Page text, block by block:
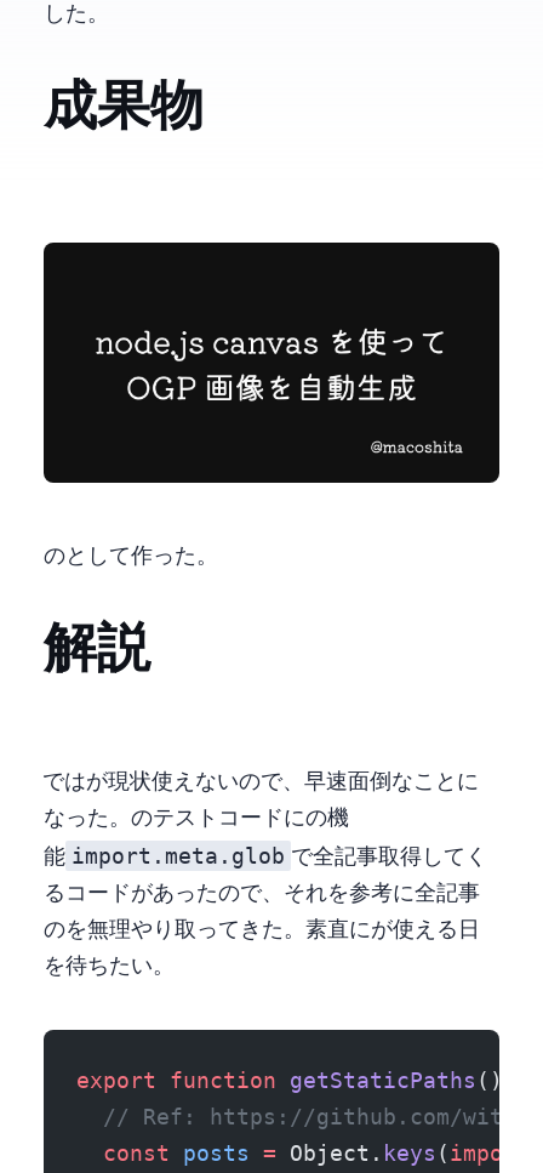
した。
成果物
Astro のとして作った。
解説
Non-HTML Page では Astro.glob が現状使えないので、早速面倒なことに
なった。 Astro のテストコードに vite の機
能 import.meta.glob で全記事取得してく
るコードがあったので、それを参考に全記事
の slug を無理やり取ってきた。 素直に Astro.glob が使える日
を待ちたい。
export function getStaticPaths () {
// Ref: https://github.com/
  const
posts = Object. keys (import